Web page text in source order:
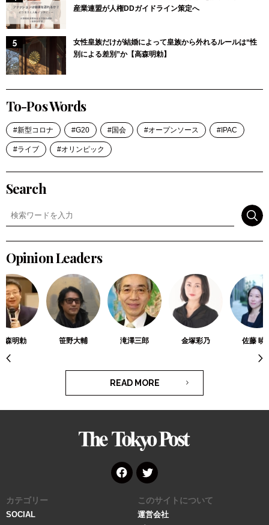
産業連盟が人権DDガイドライン策定へ
女性皇族だけが結婚によって皇族から外れるルールは“性
別による差別”か【高森明勅】
To-Pos Words
新型コロナ G20 国会 オープンソース IPAC
ライブ オリンピック
Search
Opinion Leaders
森明勅 笹野大輔 滝澤三郎 金塚彩乃 佐藤 暁
READ MORE
er
カテゴリー
SOCIAL
このサイトについて
運営会社